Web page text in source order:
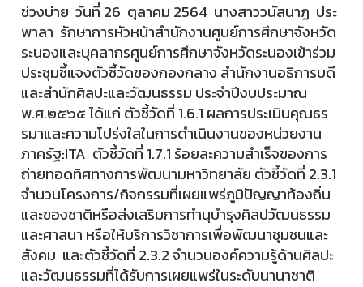
ช่วงบ่าย วันที่ 26 ตุลาคม 2564 นางสาววนัสนาฏ ประ
พาลา รักษาการหัวหน้าสำนักงานศูนย์การศึกษาจังหวัด
ระนองและบุคลากรศูนย์การศึกษาจังหวัดระนองเข้าร่วม
ประชุมชี้แจงตัวชี้วัดของกองกลาง สำนักงานอธิการบดี
และสำนักศิลปะและวัฒนธรรม ประจำปีงบประมาณ
พ.ศ.๒๕๖๕ ได้แก่ ตัวชี้วัดที่ 1.6.1 ผลการประเมินคุณธร
รมาและความโปร่งใสในการดำเนินงานของหน่วยงาน
ภาครัฐ:ITA ตัวชี้วัดที่ 1.7.1 ร้อยละความสำเร็จของการ
ถ่ายทอดทิศทางการพัฒนามหาวิทยาลัย ตัวชี้วัดที่ 2.3.1
จำนวนโครงการ/กิจกรรมที่เผยแพร่ภูมิปัญญาท้องถิ่น
และของชาติหรือส่งเสริมการทำนุบำรุงศิลปวัฒนธรรม
และศาสนา หรือให้บริการวิชาการเพื่อพัฒนาชุมชนและ
สังคม และตัวชี้วัดที่ 2.3.2 จำนวนองค์ความรู้ด้านศิลปะ
และวัฒนธรรมที่ได้รับการเผยแพร่ในระดับนานาชาติ